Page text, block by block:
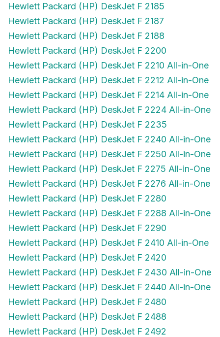
Hewlett Packard (HP) DeskJet F 2185
Hewlett Packard (HP) DeskJet F 2187
Hewlett Packard (HP) DeskJet F 2188
Hewlett Packard (HP) DeskJet F 2200
Hewlett Packard (HP) DeskJet F 2210 All-in-One
Hewlett Packard (HP) DeskJet F 2212 All-in-One
Hewlett Packard (HP) DeskJet F 2214 All-in-One
Hewlett Packard (HP) DeskJet F 2224 All-in-One
Hewlett Packard (HP) DeskJet F 2235
Hewlett Packard (HP) DeskJet F 2240 All-in-One
Hewlett Packard (HP) DeskJet F 2250 All-in-One
Hewlett Packard (HP) DeskJet F 2275 All-in-One
Hewlett Packard (HP) DeskJet F 2276 All-in-One
Hewlett Packard (HP) DeskJet F 2280
Hewlett Packard (HP) DeskJet F 2288 All-in-One
Hewlett Packard (HP) DeskJet F 2290
Hewlett Packard (HP) DeskJet F 2410 All-in-One
Hewlett Packard (HP) DeskJet F 2420
Hewlett Packard (HP) DeskJet F 2430 All-in-One
Hewlett Packard (HP) DeskJet F 2440 All-in-One
Hewlett Packard (HP) DeskJet F 2480
Hewlett Packard (HP) DeskJet F 2488
Hewlett Packard (HP) DeskJet F 2492